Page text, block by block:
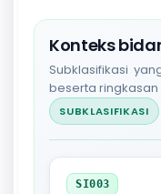
Konteks
Subklasifikasi
beserta
SUBKLASIFIKASI
SI003